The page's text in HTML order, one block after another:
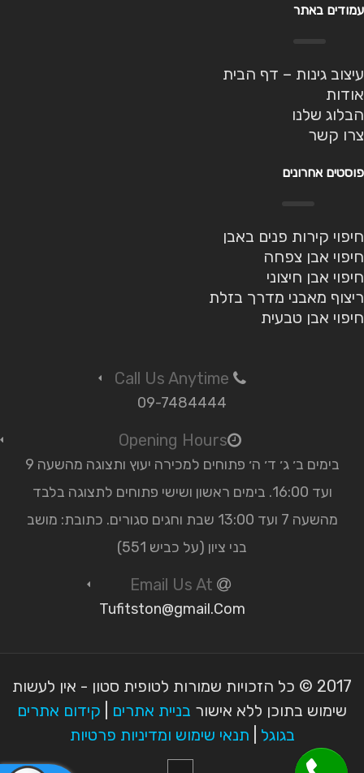
עמודים באתר
עיצוב גינות – דף הבית
אודות
הבלוג שלנו
צרו קשר
פוסטים אחרונים
חיפוי קירות פנים באבן
חיפוי אבן צפחה
חיפוי אבן חיצוני
ריצוף מאבני מדרך בזלת
חיפוי אבן טבעית
09-7484444
Opening Hours
בימים ב׳ ג׳ ד׳ ה׳ פתוחים למכירה יעוץ ותצוגה מהשעה 9
ועד 16:00. בימים ראשון ושישי פתוחים לתצוגה בלבד
מהשעה 7 ועד 13:00 שבת וחגים סגורים. כתובת: מושב
בני ציון (על כביש 551)
Tufitston@gmail.Com
2017 © כל הזכויות שמורות לטופית סטון - אין לעשות
שימוש בתוכן ללא אישור בניית אתרים
קידום אתרים
בגוגל
תנאי שימוש ומדיניות פרטיות